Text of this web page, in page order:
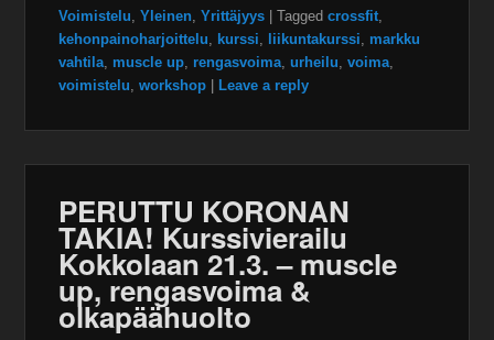
Voimistelu ,Yleinen ,Yrittäjyys |Tagged crossfit
kehonpainoharjoittelu
kurssi liikuntakurssi
markku
vahtila muscle up rengasvoima ,urheilu ,voima
voimistelu ,workshop Leave a reply
PERUTTU KORONAN
TAKIA! Kurssivierailu
Kokkolaan 21.3. – muscle
up, rengasvoima &
olkapäähuolto